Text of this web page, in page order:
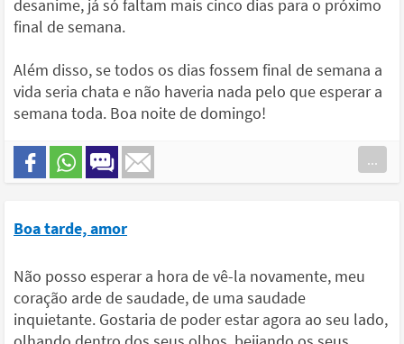
desanime, já só faltam mais cinco dias para o próximo
final de semana.
Além disso, se todos os dias fossem final de semana a
vida seria chata e não haveria nada pelo que esperar a
semana toda. Boa noite de domingo!
...
Boa tarde, amor
Não posso esperar a hora de vê-la novamente, meu
coração arde de saudade, de uma saudade
inquietante. Gostaria de poder estar agora ao seu lado,